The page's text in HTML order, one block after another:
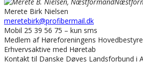
Merete Birk Nielsen
meretebirk@profibermail.dk
Mobil 25 39 56 75 – kun sms
Medlem af Høreforeningens
Erhvervsaktive med Høretab
Kontakt til Danske Døves Landsforbund i